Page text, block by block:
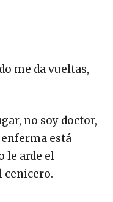
me da vueltas,
no soy doctor,
está
le arde el
cenicero.